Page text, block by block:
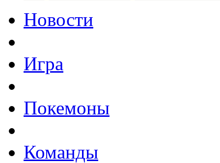
Новости
Игра
Покемоны
Команды